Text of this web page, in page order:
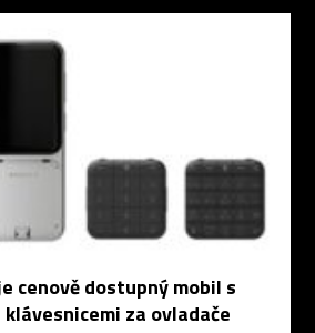
cenově dostupný mobil s
za ovladače